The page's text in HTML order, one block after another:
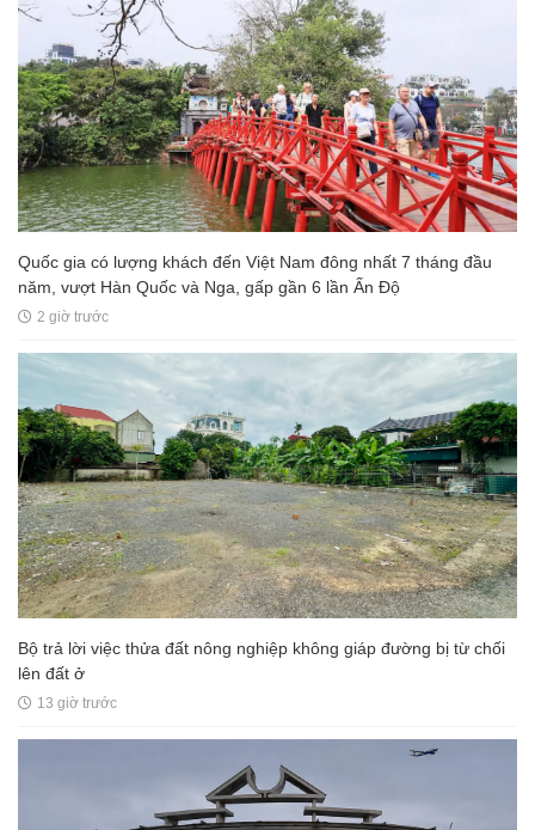
Quốc gia có lượng khách đến Việt Nam đông nhất 7 tháng đầu
năm, vượt Hàn Quốc và Nga, gấp gần 6 lần Ấn Độ
2 giờ trước
Bộ trả lời việc thửa đất nông nghiệp không giáp đường bị từ chối
lên đất ở
13 giờ trước